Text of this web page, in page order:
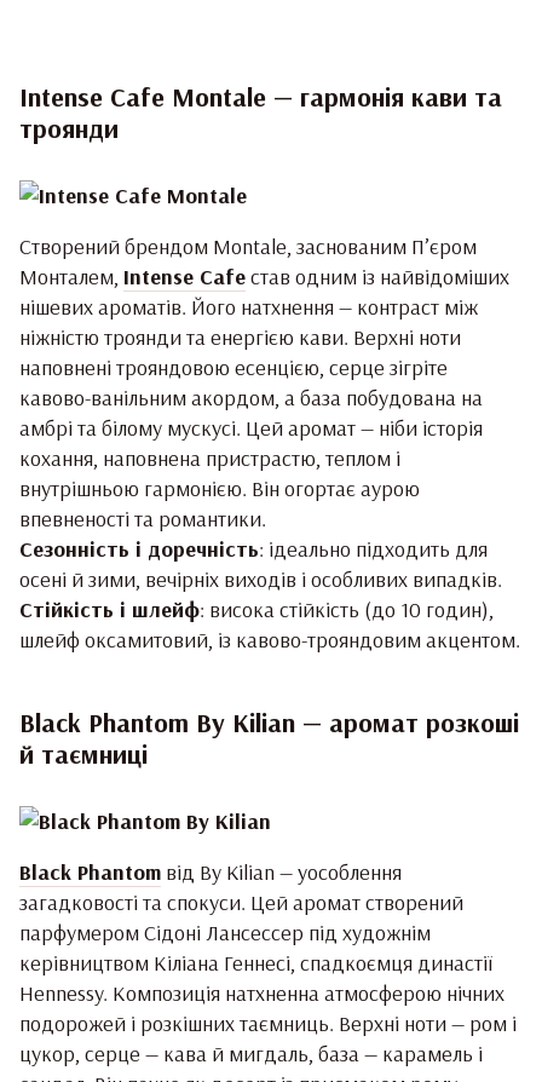
Intense Cafe Montale — гармонія кави та
троянди
Створений брендом Montale, заснованим П’єром
Монталем, Intense Cafeстав одним із найвідоміших
нішевих ароматів. Його натхнення — контраст між
ніжністю троянди та енергією кави. Верхні ноти
наповнені трояндовою есенцією, серце зігріте
кавово-ванільним акордом, а база побудована на
амбрі та білому мускусі. Цей аромат — ніби історія
кохання, наповнена пристрастю, теплом і
внутрішньою гармонією. Він огортає аурою
впевненості та романтики.
Сезонність і доречність: ідеально підходить для
осені й зими, вечірніх виходів і особливих випадків.
Стійкість і шлейф: висока стійкість (до 10 годин),
шлейф оксамитовий, із кавово-трояндовим акцентом.
Black Phantom By Kilian — аромат розкоші
й таємниці
Black Phantom від By Kilian — уособлення
загадковості та спокуси. Цей аромат створений
парфумером Сідоні Лансессер під художнім
керівництвом Кіліана Геннесі, спадкоємця династії
Hennessy. Композиція натхненна атмосферою нічних
подорожей і розкішних таємниць. Верхні ноти — ром і
цукор, серце — кава й мигдаль, база — карамель і